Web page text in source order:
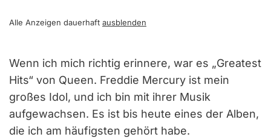
Alle Anzeigen dauerhaft ausblenden
Wenn ich mich richtig erinnere, war es „Greatest
Hits“ von Queen. Freddie Mercury ist mein
großes Idol, und ich bin mit ihrer Musik
aufgewachsen. Es ist bis heute eines der Alben,
die ich am häufigsten gehört habe.